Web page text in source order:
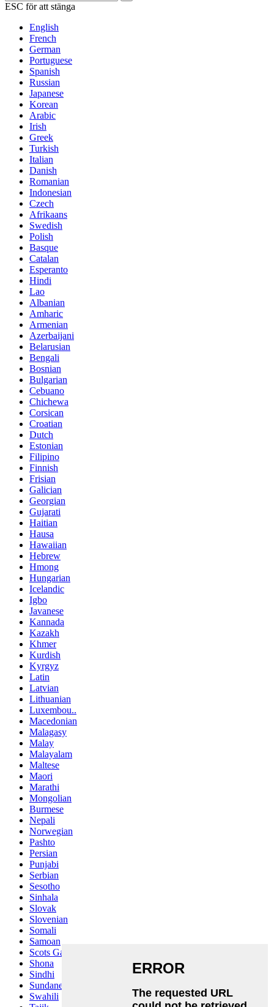
ESC för att stänga
English
French
German
Portuguese
Spanish
Russian
Japanese
Korean
Arabic
Irish
Greek
Turkish
Italian
Danish
Romanian
Indonesian
Czech
Afrikaans
Swedish
Polish
Basque
Catalan
Esperanto
Hindi
Lao
Albanian
Amharic
Armenian
Azerbaijani
Belarusian
Bengali
Bosnian
Bulgarian
Cebuano
Chichewa
Corsican
Croatian
Dutch
Estonian
Filipino
Finnish
Frisian
Galician
Georgian
Gujarati
Haitian
Hausa
Hawaiian
Hebrew
Hmong
Hungarian
Icelandic
Igbo
Javanese
Kannada
Kazakh
Khmer
Kurdish
Kyrgyz
Latin
Latvian
Lithuanian
Luxembou..
Macedonian
Malagasy
Malay
Malayalam
Maltese
Maori
Marathi
Mongolian
Burmese
Nepali
Norwegian
Pashto
Persian
Punjabi
Serbian
Sesotho
Sinhala
Slovak
Slovenian
Somali
Samoan
Scots Gaelic
Shona
Sindhi
Sundanese
Swahili